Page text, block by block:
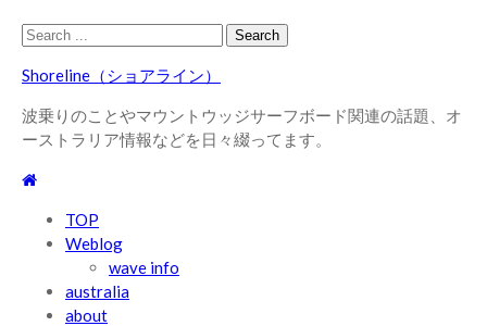
Skip
navigation
Skip
content
Search
Shoreline（ショアライン）
波乗りのことやマウントウッジサーフボード関連の話題、オ
ーストラリア情報などを日々綴ってます。
TOP
Weblog
wave info
australia
about